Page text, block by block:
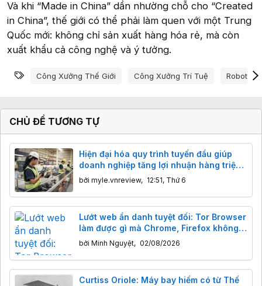
Và khi “Made in China” dần nhường chỗ cho “Created
in China”, thế giới có thể phải làm quen với một Trung
Quốc mới: không chỉ sản xuất hàng hóa rẻ, mà còn
xuất khẩu cả công nghệ và ý tưởng.
Từ khóa
Công Xưởng Thế Giới Công Xưởng Trí Tuệ Robot
CHỦ ĐỀ TƯƠNG TỰ
Hiện đại hóa quy trình tuyến đầu giúp
doanh nghiệp tăng lợi nhuận hàng triệu
USD
bởi myle.vnreview, 12:51, Thứ 6
Lướt web ẩn danh tuyệt đối: Tor Browser
làm được gì mà Chrome, Firefox không
thể?
bởi Minh Nguyệt, 02/08/2026
Curtiss Oriole: Máy bay hiếm có từ Thế